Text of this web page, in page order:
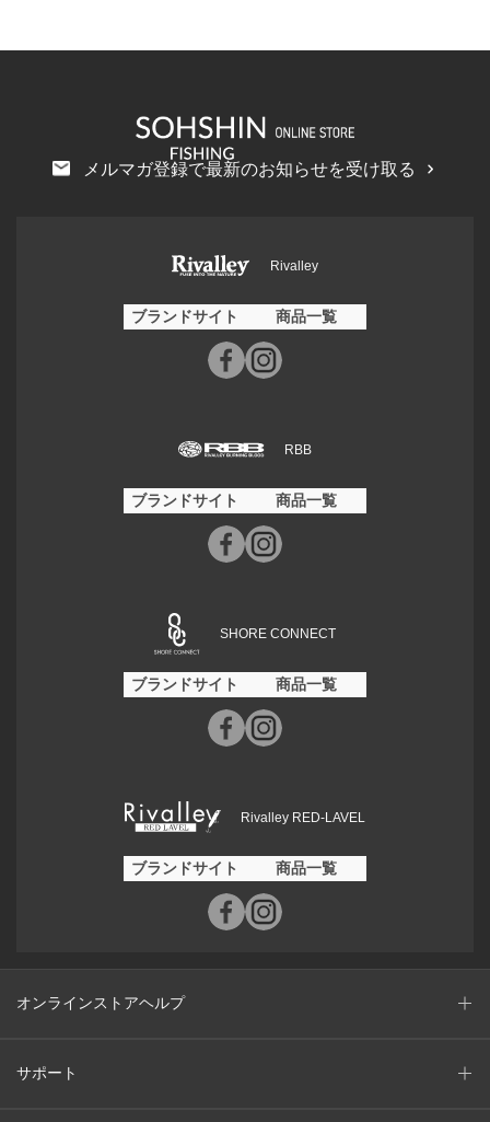
メルマガ登録で最新のお知らせを受け取る
Rivalley
ブランドサイト 商品一覧
RBB
ブランドサイト 商品一覧
SHORE CONNECT
ブランドサイト 商品一覧
Rivalley RED-LAVEL
ブランドサイト 商品一覧
オンラインストアヘルプ
サポート